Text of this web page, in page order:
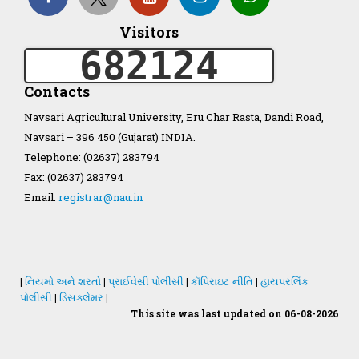
Organization Structure
ખેડુત માર્ગદર્શિકા
Accreditation Certificate
NAU Statute(Revised)
Visitors
682124
Contacts
Navsari Agricultural University, Eru Char Rasta, Dandi Road,
Navsari – 396 450 (Gujarat) INDIA.
Telephone: (02637) 283794
Fax: (02637) 283794
Email: registrar@nau.in
| નિયમો અને શરતો| પ્રાઈવેસી પોલીસી | કૉપિરાઇટ નીતિ | હાયપરલિંક
પોલીસી | ડિસક્લેમર |
This site was last updated on 06-08-2026